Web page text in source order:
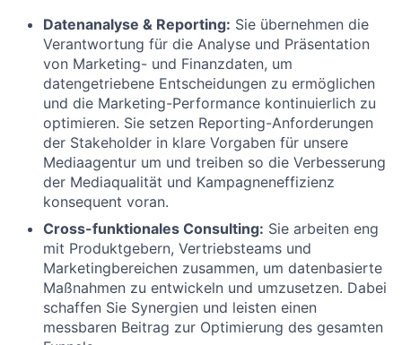
Datenanalyse & Reporting: Sie übernehmen die
Verantwortung für die Analyse und Präsentation
von Marketing- und Finanzdaten, um
datengetriebene Entscheidungen zu ermöglichen
und die Marketing-Performance kontinuierlich zu
optimieren. Sie setzen Reporting-Anforderungen
der Stakeholder in klare Vorgaben für unsere
Mediaagentur um und treiben so die Verbesserung
der Mediaqualität und Kampagneneffizienz
konsequent voran.
Cross-funktionales Consulting: Sie arbeiten eng
mit Produktgebern, Vertriebsteams und
Marketingbereichen zusammen, um datenbasierte
Maßnahmen zu entwickeln und umzusetzen. Dabei
schaffen Sie Synergien und leisten einen
messbaren Beitrag zur Optimierung des gesamten